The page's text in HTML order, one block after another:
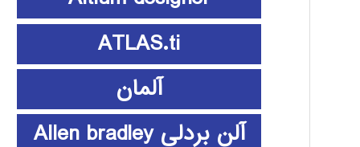
ATLAS.ti
آلمان
آلن بردلی Allen bradley